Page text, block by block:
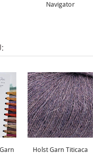
Navigator
Holst Garn Titicaca